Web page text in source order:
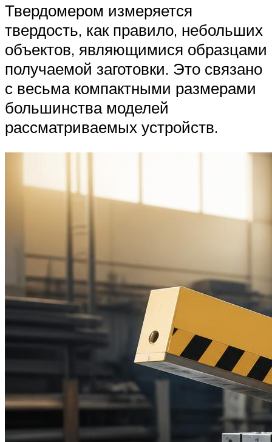
Твердомером измеряется
твердость, как правило, небольших
объектов, являющимися образцами
получаемой заготовки. Это связано
с весьма компактными размерами
большинства моделей
рассматриваемых устройств.